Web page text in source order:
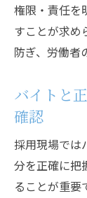
役割
求
い
区分
注
正
把握
権限・責任を
すことが求め
防ぎ、労働者
バイトと
確認
採用現場では
分を正確に把
ることが重要